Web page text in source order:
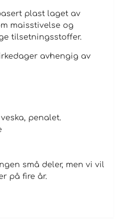
plast laget av
maisstivelse og
tilsetningsstoffer.
avhengig av
penalet.
små deler, men vi vil
på fire år.